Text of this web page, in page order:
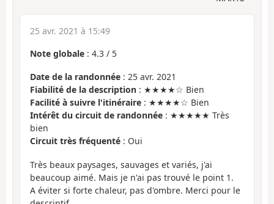
25 avr. 2021 à 15:49
Note globale : 4.3 / 5
Date de la randonnée : 25 avr. 2021
Fiabilité de la description : ★★★★☆ Bien
Facilité à suivre l'itinéraire : ★★★★☆ Bien
Intérêt du circuit de randonnée : ★★★★★ Très
bien
Circuit très fréquenté : Oui
Très beaux paysages, sauvages et variés, j'ai
beaucoup aimé. Mais je n'ai pas trouvé le point 1.
A éviter si forte chaleur, pas d'ombre. Merci pour le